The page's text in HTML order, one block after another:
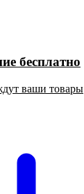
бесплатно
ваши товары